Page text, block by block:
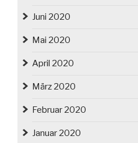
Juni 2020
Mai 2020
April 2020
März 2020
Februar 2020
Januar 2020